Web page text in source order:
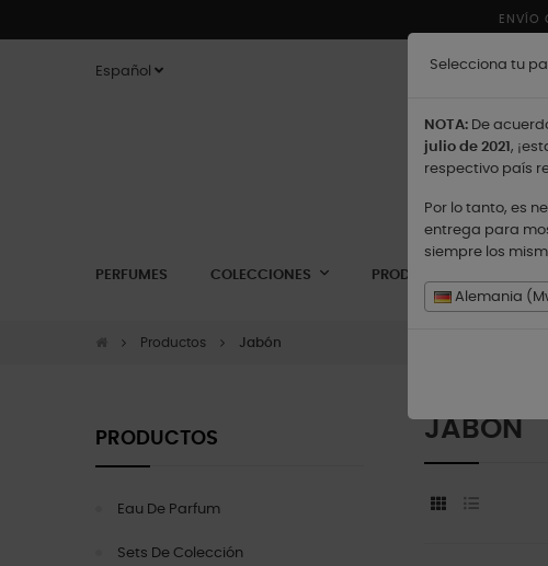
Selecciona tu
NOTA: De
julio de 2021 ,
respectivo país
Por lo tanto, es
entrega para
siempre los
Alemania
ENVÍO
Español
PERFUMES COLECCIONES PRODUCTOS
Productos Jabón
PRODUCTOS
Eau De Parfum
Sets De Colección
JABÓN